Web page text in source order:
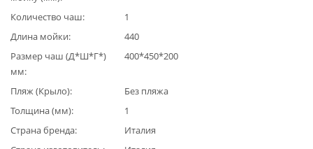
Количество чаш
1
Длина мойки
440
Размер чаш (Д*Ш*Г*)
мм
400*450*200
Пляж (Крыло)
Без пляжа
Толщина (мм)
1
Страна бренда
Италия